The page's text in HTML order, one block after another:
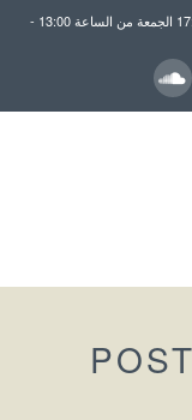
انضموا الينا ايام الاثنين حتى الخميس من الساعة 13:00 - 17:00 الجمعة من الساعة 13:00 -